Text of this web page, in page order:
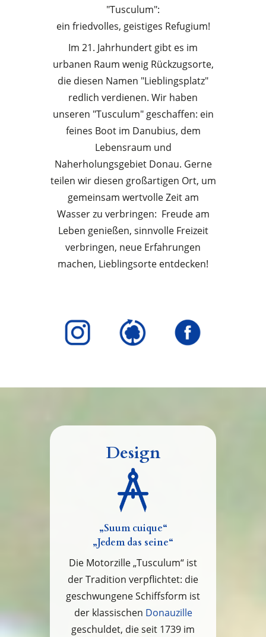
"Tusculum":
ein friedvolles, geistiges Refugium!
Im 21. Jahrhundert gibt es im
urbanen Raum wenig Rückzugsorte,
die diesen Namen "Lieblingsplatz"
redlich verdienen. Wir haben
unseren "Tusculum" geschaffen: ein
feines Boot im Danubius, dem
Lebensraum und
Naherholungsgebiet Donau. Gerne
teilen wir diesen großartigen Ort, um
gemeinsam wertvolle Zeit am
Wasser zu verbringen: Freude am
Leben genießen, sinnvolle Freizeit
verbringen, neue Erfahrungen
machen, Lieblingsorte entdecken!
Design
„Suum cuique“
„Jedem das seine“
Die Motorzille „Tusculum“ ist
der Tradition verpflichtet: die
geschwungene Schiffsform ist
der klassischen Donauzille
geschuldet, die seit 1739 im